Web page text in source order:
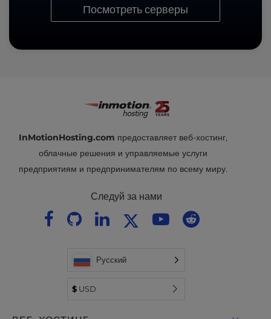
Посмотреть серверы
InMotionHosting.com предоставляет веб-хостинг,
облачные решения и управляемые услуги
предприятиям и предпринимателям по всему миру.
Следуй за нами
Русский
$USD